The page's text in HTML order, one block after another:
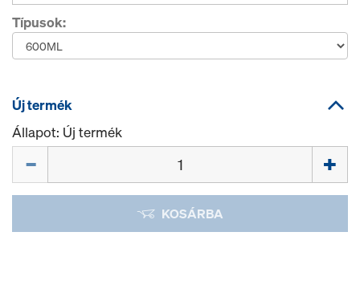
Típusok:
Új termék
Állapot: Új termék
KOSÁRBA